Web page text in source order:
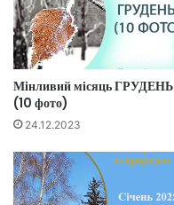
Мінливий місяць ГРУДЕНЬ
(10 фото)
24.12.2023